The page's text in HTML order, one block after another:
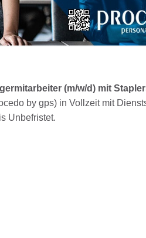
(m/w/d) mit
by gps) in Vollzeit mit
Unbefristet.